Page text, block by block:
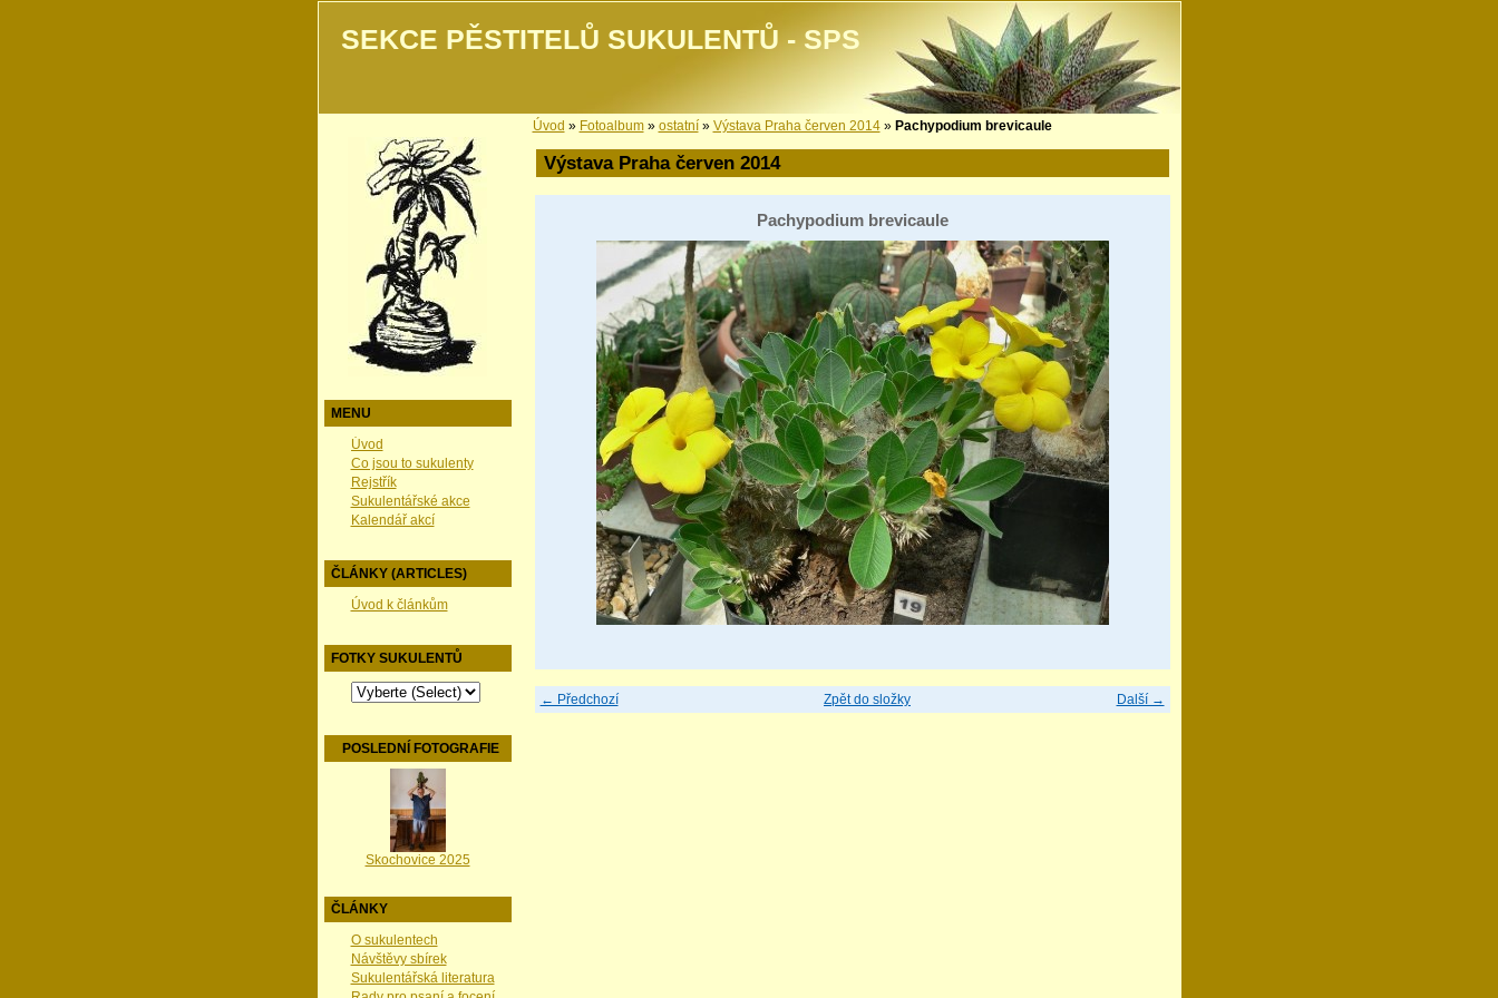
SEKCE PĚSTITELŮ SUKULENTŮ - SPS
MENU
Úvod
Co jsou to sukulenty
Rejstřík
Sukulentářské akce
Kalendář akcí
ČLÁNKY (ARTICLES)
Úvod k článkům
FOTKY SUKULENTŮ
POSLEDNÍ FOTOGRAFIE
Skochovice 2025
ČLÁNKY
O sukulentech
Návštěvy sbírek
Sukulentářská literatura
Úvod » Fotoalbum» ostatní» Výstava Praha červen 2014» Pachypodium brevicaule
Výstava Praha červen 2014
Pachypodium brevicaule
← Předchozí Další →
Zpět do složky